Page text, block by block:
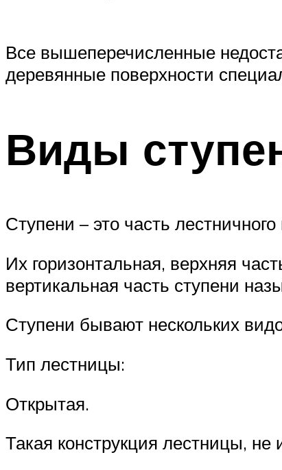
Все вышеперечисленные
деревянные поверхности
Виды
Ступени – это часть
Их горизонтальная, верхняя
вертикальная часть ступени
Ступени бывают нескольких
Тип лестницы:
Открытая.
Такая конструкция лестницы, не